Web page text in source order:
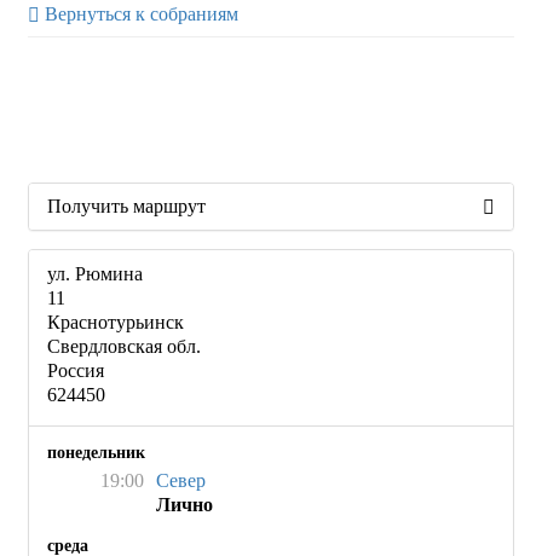
Вернуться к собраниям
Получить маршрут
ул. Рюмина
11
Краснотурьинск
Свердловская обл.
Россия
624450
понедельник
19:00 Север
Лично
среда